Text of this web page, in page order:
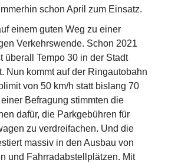
schon April zum Einsatz.
einem guten Weg zu einer
Verkehrswende. Schon 2021
überall Tempo 30 in der Stadt
Nun kommt auf der Ringautobahn
von 50 km/h statt bislang 70
Befragung stimmten die
dafür, die Parkgebühren für
zu verdreifachen. Und die
massiv in den Ausbau von
und Fahrradabstellplätzen. Mit